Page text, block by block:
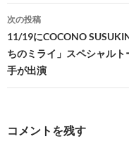
ナ
ビ
ゲ
ー
ョ
次の投稿
11/19にCOCONO
ちのミライ」スペシャル
手が出演
コメントを残す